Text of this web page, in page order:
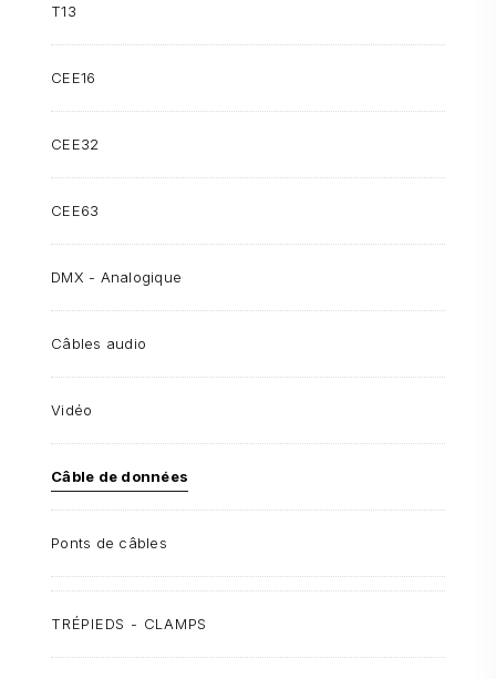
T13
CEE16
CEE32
CEE63
DMX - Analogique
Câbles audio
Vidéo
Câble de données
Ponts de câbles
TRÉPIEDS - CLAMPS